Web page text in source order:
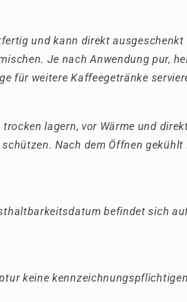
und kann direkt ausgeschenkt
Je nach Anwendung pur,
für weitere Kaffeegetränke
lagern, vor Wärme und
Nach dem Öffnen gekühlt
befindet sich
keine